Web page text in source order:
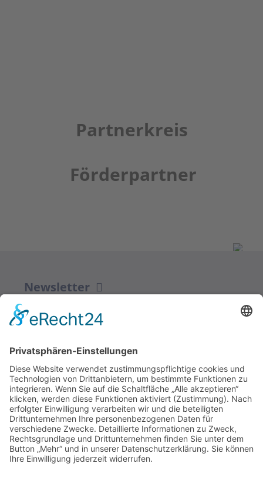
Partnerkreis
Förderpartner
Newsletter
ZUR ANMELDUNG
Redaktion bbkult.net
Centrum Bavaria Bohemia (CeBB)
Dr. Veronika Hofinger
Freyung 1, 92539 Schönsee
Tel.:+49 (0)9674 / 92 48 78
veronika.hofinger@cebb.de